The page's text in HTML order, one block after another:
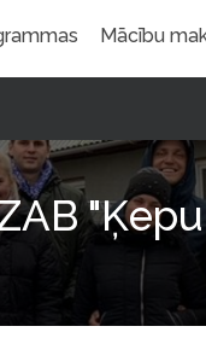
Mācību